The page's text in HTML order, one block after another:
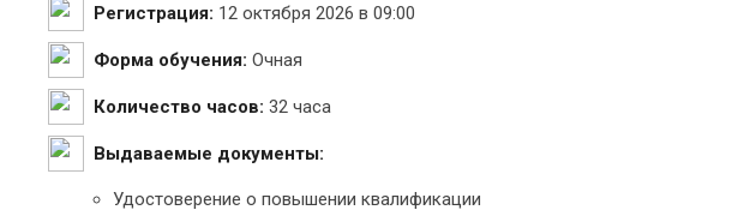
Регистрация: 12 октября 2026 в 09:00
Форма обучения: Очная
Количество часов: 32 часа
Выдаваемые документы:
Удостоверение о повышении квалификации